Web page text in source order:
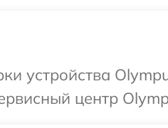
устройства
центр